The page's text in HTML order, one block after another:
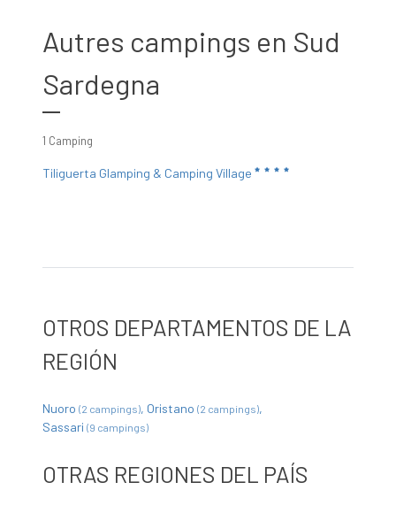
Autres campings en Sud
Sardegna
1 Camping
Tiliguerta Glamping & Camping Village
OTROS DEPARTAMENTOS DE LA
REGIÓN
Nuoro (2 campings) Oristano (2 campings)
Sassari (9 campings)
OTRAS REGIONES DEL PAÍS